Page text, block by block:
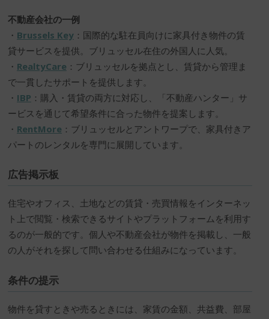
不動産会社の一例
・ Brussels Key：国際的な駐在員向けに家具付き物件の賃
貸サービスを提供。ブリュッセル在住の外国人に人気。
・ RealtyCare ：ブリュッセルを拠点とし、賃貸から管理ま
で一貫したサポートを提供します。
・ IBP ：購入・賃貸の両方に対応し、「不動産ハンター」サ
ービスを通じて希望条件に合った物件を提案します。
・ RentMore ：ブリュッセルとアントワープで、家具付きア
パートのレンタルを専門に展開しています。
広告掲示板
住宅やオフィス、土地などの賃貸・売買情報をインターネッ
ト上で閲覧・検索できるサイトやプラットフォームを利用す
るのが一般的です。個人や不動産会社が物件を掲載し、一般
の人がそれを探して問い合わせる仕組みになっています。
条件の提示
物件を貸すときや売るときには、家賃の金額、共益費、部屋